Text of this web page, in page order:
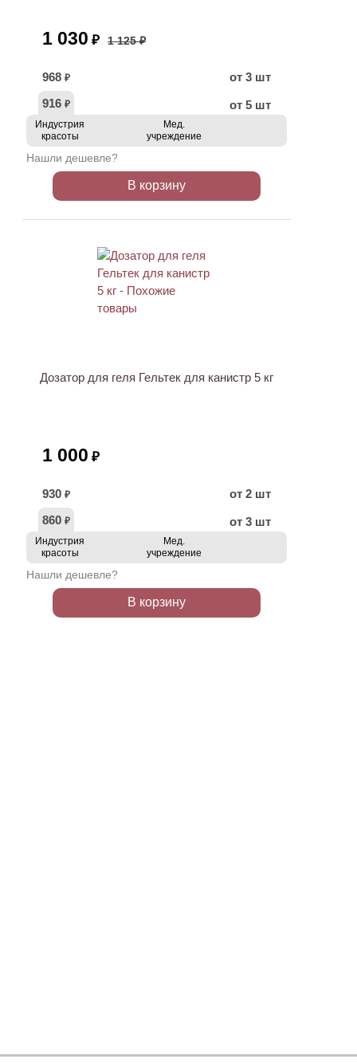
1 030 ₽ 1 125 ₽
968 ₽
от 3 шт
916 ₽ от 5 шт
Индустрия
красоты
Мед.
учреждение
Нашли дешевле?
В корзину
Дозатор для геля Гельтек для канистр 5 кг
1 000 ₽
930 ₽
от 2 шт
860 ₽ от 3 шт
Индустрия
красоты
Мед.
учреждение
Нашли дешевле?
В корзину